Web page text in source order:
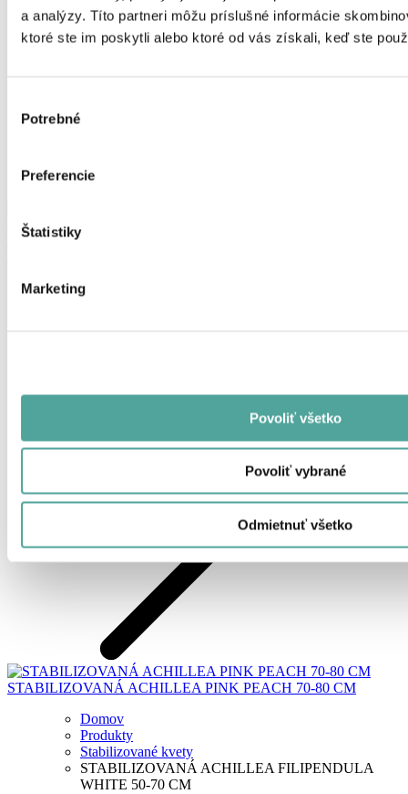
a analýzy. Títo partneri môžu príslušné informácie
ktoré ste im poskytli alebo ktoré od vás získali, keď ste
súhlasu
Potrebné
Preferencie
Štatistiky
Marketing
Povoliť všetko
Povoliť vybrané
Odmietnuť všetko
STABILIZOVANÁ ACHILLEA FILIPENDULA ROSE MAUVE
STABILIZOVANÁ ACHILLEA PINK PEACH 70-80 CM
Domov
Produkty
Stabilizované kvety
STABILIZOVANÁ ACHILLEA FILIPENDULA
WHITE 50-70 CM